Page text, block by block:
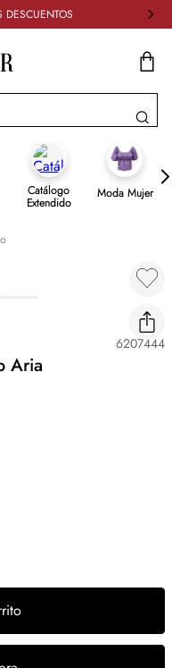
Catálogo
Extendido
Moda Mujer
6207444
Aria